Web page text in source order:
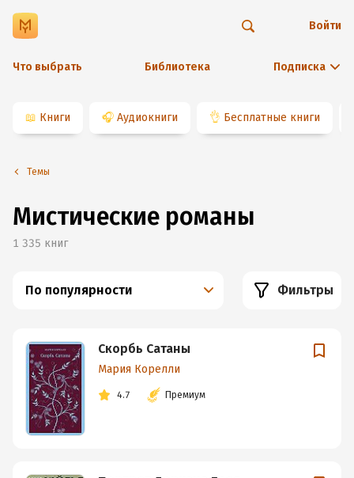
Что выбрать Библиотека Подписка
Войти
📖 Книги 🎧 Аудиокниги 👌 Бесплатные книги
Темы
Мистические романы
1 335 книг
По популярности Фильтры
Скорбь Сатаны
Мария Корелли
4.7 Премиум